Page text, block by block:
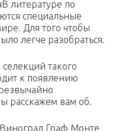
В литературе по
специальные
Для того чтобы
легче разобраться.
такого
к появлению
расскажем вам об.
Виноград Граф Монте